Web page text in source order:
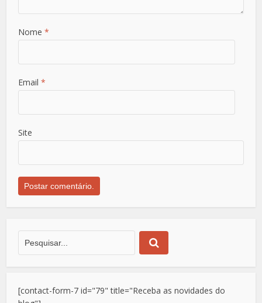
Nome *
Email *
Site
[contact-form-7 id="79" title="Receba as novidades do